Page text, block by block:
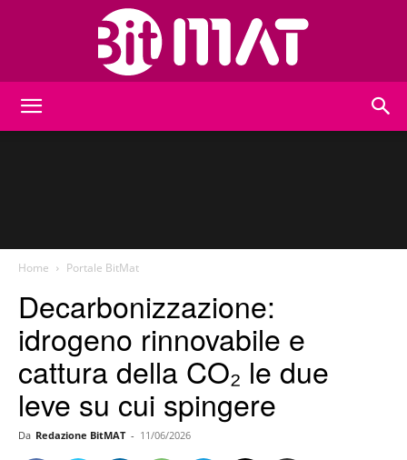
Home Portale BitMat
Decarbonizzazione:
idrogeno rinnovabile e
cattura della CO₂ le due
leve su cui spingere
Da Redazione BitMAT - 11/06/2026